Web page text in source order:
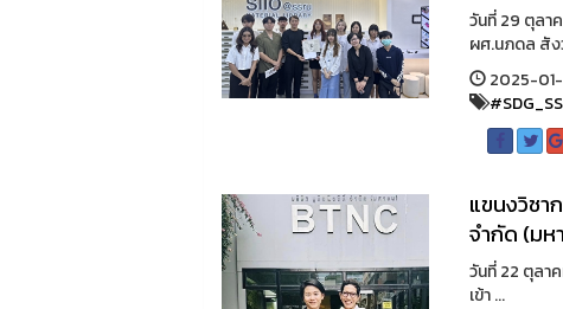
วันที่ 29 ตุลา
ผศ.นภดล สัง
2025-
แขนงวิชา
จำกัด (มห
วันที่ 22 ตุลา
เข้า ...